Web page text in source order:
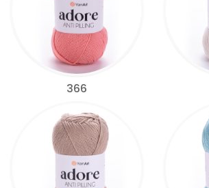
366